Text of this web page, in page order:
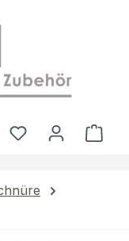
Du hast 0